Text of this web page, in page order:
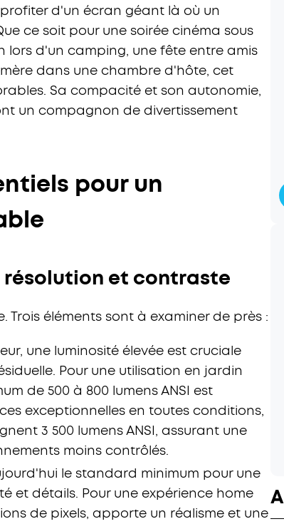
d'un écran géant là où un
ce soit pour une soirée cinéma sous
lors d'un camping, une fête entre amis
dans une chambre d'hôte, cet
Sa compacité et son autonomie,
un compagnon de divertissement
pour un
résolution et contraste
éléments sont à examiner de près :
une luminosité élevée est cruciale
Pour une utilisation en jardin
de 500 à 800 lumens ANSI est
exceptionnelles en toutes conditions,
3 500 lumens ANSI, assurant une
moins contrôlés.
le standard minimum pour une
et détails. Pour une expérience home
de pixels, apporte un réalisme et une